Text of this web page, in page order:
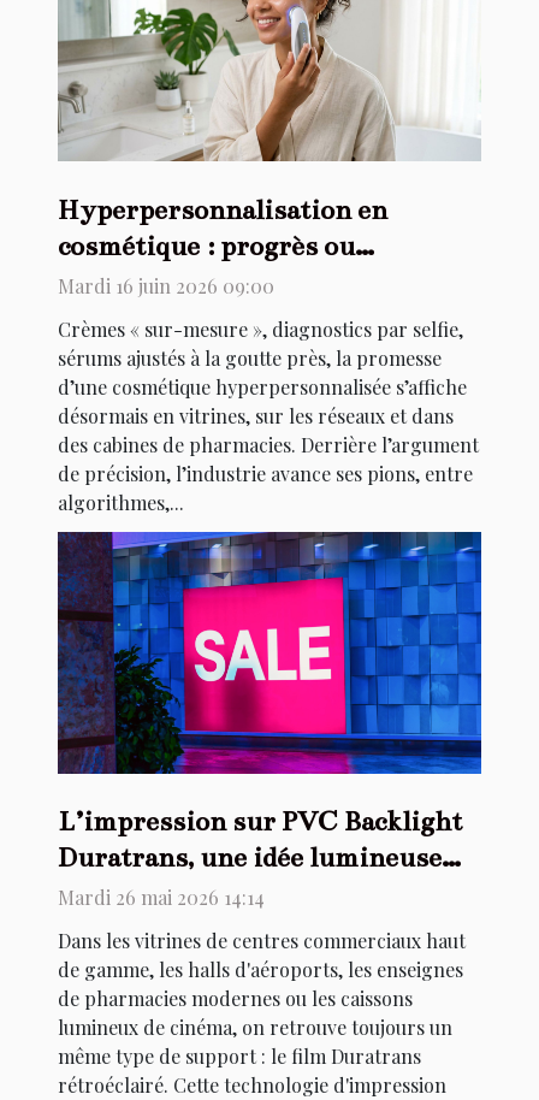
Hyperpersonnalisation en
cosmétique : progrès ou
marketing ?
Mardi 16 juin 2026 09:00
Crèmes « sur-mesure », diagnostics par selfie,
sérums ajustés à la goutte près, la promesse
d’une cosmétique hyperpersonnalisée s’affiche
désormais en vitrines, sur les réseaux et dans
des cabines de pharmacies. Derrière l’argument
de précision, l’industrie avance ses pions, entre
algorithmes,...
L’impression sur PVC Backlight
Duratrans, une idée lumineuse
pour vos visuels !
Mardi 26 mai 2026 14:14
Dans les vitrines de centres commerciaux haut
de gamme, les halls d'aéroports, les enseignes
de pharmacies modernes ou les caissons
lumineux de cinéma, on retrouve toujours un
même type de support : le film Duratrans
rétroéclairé. Cette technologie d'impression